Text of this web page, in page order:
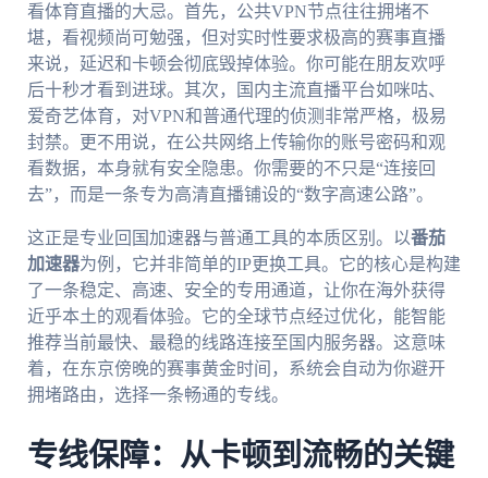
看体育直播的大忌。首先，公共VPN节点往往拥堵不
堪，看视频尚可勉强，但对实时性要求极高的赛事直播
来说，延迟和卡顿会彻底毁掉体验。你可能在朋友欢呼
后十秒才看到进球。其次，国内主流直播平台如咪咕、
爱奇艺体育，对VPN和普通代理的侦测非常严格，极易
封禁。更不用说，在公共网络上传输你的账号密码和观
看数据，本身就有安全隐患。你需要的不只是“连接回
去”，而是一条专为高清直播铺设的“数字高速公路”。
这正是专业回国加速器与普通工具的本质区别。以番茄
加速器为例，它并非简单的IP更换工具。它的核心是构建
了一条稳定、高速、安全的专用通道，让你在海外获得
近乎本土的观看体验。它的全球节点经过优化，能智能
推荐当前最快、最稳的线路连接至国内服务器。这意味
着，在东京傍晚的赛事黄金时间，系统会自动为你避开
拥堵路由，选择一条畅通的专线。
专线保障：从卡顿到流畅的关键